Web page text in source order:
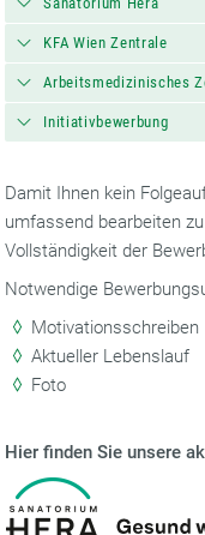
KFA Wien Zentrale
Arbeitsmedizinisches
Initiativbewerbung
Damit Ihnen kein
umfassend bearbeiten
Vollständigkeit der
Notwendige
Motivationsschreiben
Aktueller Lebenslauf
Foto
Hier finden Sie unsere